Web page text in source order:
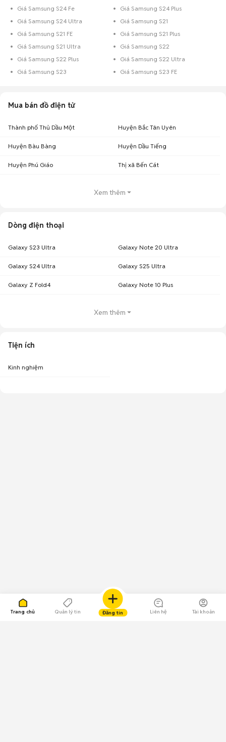
Trang chủ Quản lý tin Đăng tin Liên hệ Tài khoản
Giá Samsung S24 Fe
Giá Samsung S24 Plus
Giá Samsung S24 Ultra
Giá Samsung S21
Giá Samsung S21 FE
Giá Samsung S21 Plus
Giá Samsung S21 Ultra
Giá Samsung S22
Giá Samsung S22 Plus
Giá Samsung S22 Ultra
Giá Samsung S23
Giá Samsung S23 FE
Mua bán đồ điện tử
Thành phố Thủ Dầu Một Huyện Bắc Tân Uyên
Huyện Bàu Bàng Huyện Dầu Tiếng
Huyện Phú Giáo Thị xã Bến Cát
Xem thêm
Dòng điện thoại
Galaxy S23 Ultra Galaxy Note 20 Ultra
Galaxy S24 Ultra Galaxy S25 Ultra
Galaxy Z Fold4 Galaxy Note 10 Plus
Xem thêm
Tiện ích
Kinh nghiệm